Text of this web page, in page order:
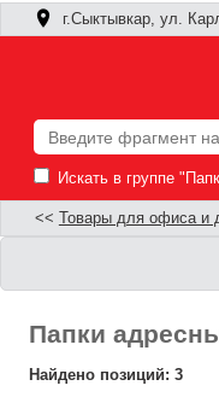
г.Сыктывкар, ул.
Искать в группе
<< Товары для офиса и
Папки
Найдено позиций: 3